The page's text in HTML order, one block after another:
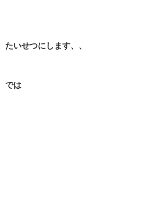
たいせつにします、、
では